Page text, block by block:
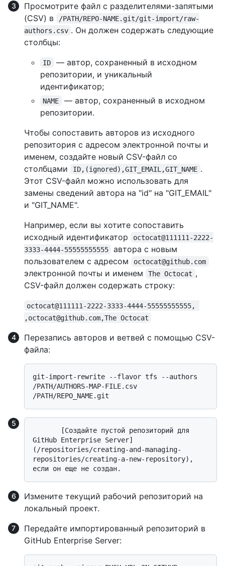
Просмотрите файл с разделителями-запятыми
(CSV) в
/PATH/REPO-NAME.git/git-import/raw-
authors.csv . Он должен содержать следующие
столбцы:
ID
— автор, сохраненный в исходном
репозитории, и уникальный
идентификатор;
NAME
— автор, сохраненный в исходном
репозитории.
Чтобы сопоставить авторов из исходного
репозитория с адресом электронной почты и
именем, создайте новый CSV-файл со
столбцами
ID,(ignored),GIT_EMAIL,GIT_NAME .
Этот CSV-файл можно использовать для
замены сведений автора на "id" на "GIT_EMAIL"
и "GIT_NAME".
Например, если вы хотите сопоставить
исходный идентификатор
octocat@111111-2222-
3333-4444-55555555555
автора с новым
пользователем с адресом
octocat@github.com
электронной почты и именем The Octocat ,
CSV-файл должен содержать строку:
octocat@111111-2222-3333-4444-55555555555,
,octocat@github.com,The Octocat
Перезапись авторов и ветвей с помощью CSV-
файла:
git-import-rewrite --flavor tfs --authors
/PATH/AUTHORS-MAP-FILE.csv
GitHub Enterprise Server]
(/repositories/creating-and-managing-
repositories/creating-a-new-repository),
Измените текущий рабочий репозиторий на
локальный проект.
Передайте импортированный репозиторий в
GitHub Enterprise Server: